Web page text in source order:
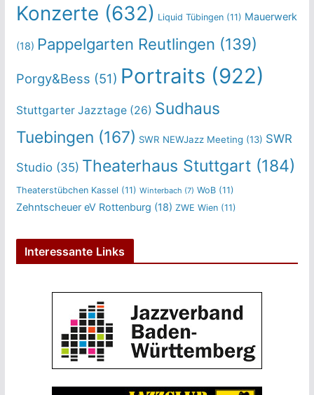
Konzerte (632) Liquid Tübingen(11) Mauerwerk
(18) Pappelgarten Reutlingen (139)
Porgy&Bess (51) Portraits (922)
Stuttgarter Jazztage(26) Sudhaus
Tuebingen (167) SWR NEWJazz Meeting (13) SWR
Studio(35) Theaterhaus Stuttgart(184)
Theaterstübchen Kassel (11) Winterbach (7) WoB(11)
Zehntscheuer eV Rottenburg (18) ZWE Wien(11)
Interessante Links